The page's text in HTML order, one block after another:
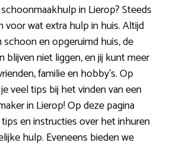
in Lierop? Steeds
voor wat extra hulp in huis. Altijd
en opgeruimd huis, de
blijven niet liggen, en jij kunt meer
familie en hobby’s. Op
veel tips bij het vinden van een
in Lierop! Op deze pagina
en instructies over het inhuren
hulp. Eveneens bieden we